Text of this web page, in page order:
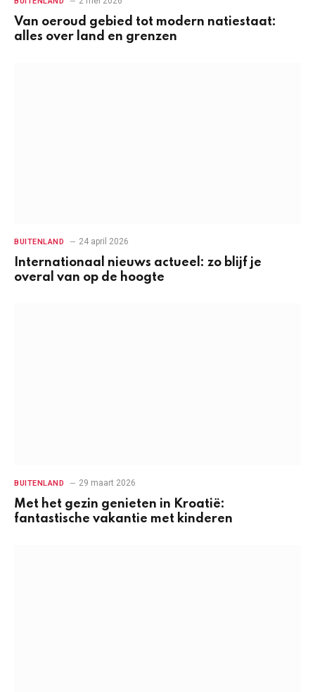
Van oeroud gebied tot modern natiestaat:
alles over land en grenzen
BUITENLAND 24 april 2026
Internationaal nieuws actueel: zo blijf je
overal van op de hoogte
BUITENLAND 29 maart 2026
Met het gezin genieten in Kroatië:
fantastische vakantie met kinderen